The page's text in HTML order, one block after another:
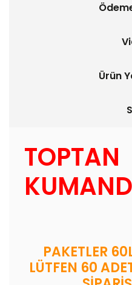
Ürün
TOPTAN
PAKETLER
LÜTFEN 60